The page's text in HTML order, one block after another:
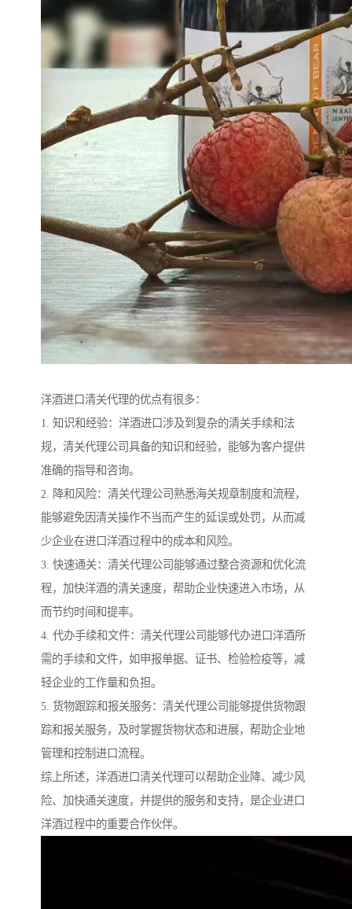
洋酒进口清关代理的优点有很多：
1. 知识和经验：洋酒进口涉及到复杂的清关手续和法
规，清关代理公司具备的知识和经验，能够为客户提供
准确的指导和咨询。
2. 降和风险：清关代理公司熟悉海关规章制度和流程，
能够避免因清关操作不当而产生的延误或处罚，从而减
少企业在进口洋酒过程中的成本和风险。
3. 快速通关：清关代理公司能够通过整合资源和优化流
程，加快洋酒的清关速度，帮助企业快速进入市场，从
而节约时间和提率。
4. 代办手续和文件：清关代理公司能够代办进口洋酒所
需的手续和文件，如申报单据、证书、检验检疫等，减
轻企业的工作量和负担。
5. 货物跟踪和报关服务：清关代理公司能够提供货物跟
踪和报关服务，及时掌握货物状态和进展，帮助企业地
管理和控制进口流程。
综上所述，洋酒进口清关代理可以帮助企业降、减少风
险、加快通关速度，并提供的服务和支持，是企业进口
洋酒过程中的重要合作伙伴。